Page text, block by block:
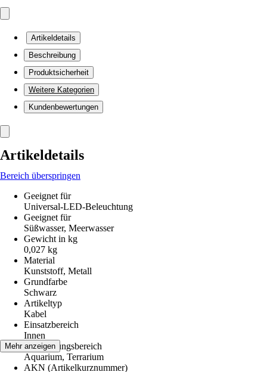
Artikeldetails
Beschreibung
Produktsicherheit
Weitere Kategorien
Kundenbewertungen
Artikeldetails
Bereich überspringen
Geeignet für
Universal-LED-Beleuchtung
Geeignet für
Süßwasser, Meerwasser
Gewicht in kg
0,027 kg
Material
Kunststoff, Metall
Grundfarbe
Schwarz
Artikeltyp
Kabel
Einsatzbereich
Innen
Anwendungsbereich
Aquarium, Terrarium
AKN (Artikelkurznummer)
Mehr anzeigen